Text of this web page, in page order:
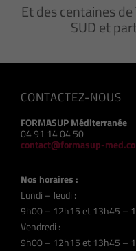
Et des centaines
SUD et
CONTACTEZ-NOUS
FORMASUP Méditerranée
04 91 14 04 50
contact@formasup-
Nos horaires :
Lundi – Jeudi :
9h00 – 12h15 et 13h45 –
Vendredi :
9h00 – 12h15 et 13h45 –